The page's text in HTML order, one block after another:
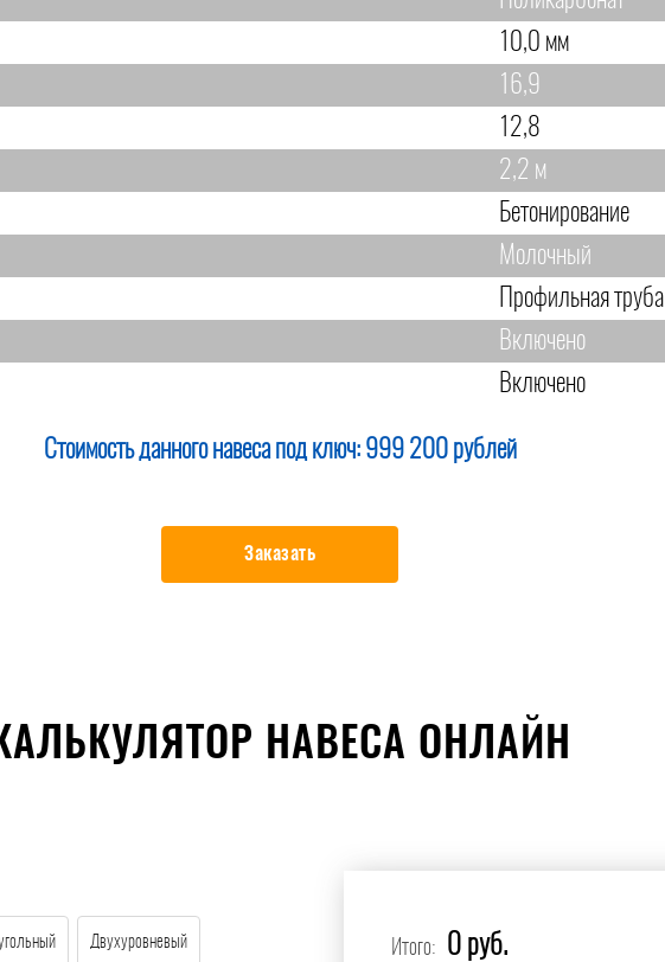
10,0 мм
16,9
12,8
2,2 м
Бетонирование
Молочный
Профильная труба
Включено
Включено
Стоимость данного навеса под ключ: 999 200 рублей
Заказать
НАВЕСА ОНЛАЙН
Двухуровневый Итого: 0 руб.